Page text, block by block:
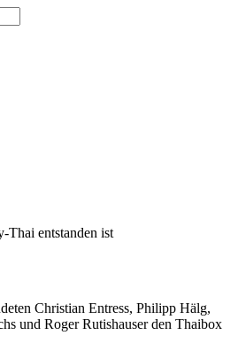
Thai entstanden ist
Christian Entress, Philipp Hälg,
und Roger Rutishauser den Thaibox